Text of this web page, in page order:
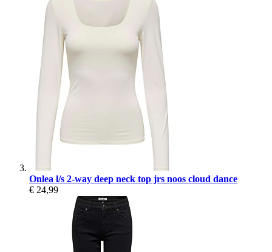
Onlea l/s 2-way deep neck top jrs noos cloud dance
€ 24,99